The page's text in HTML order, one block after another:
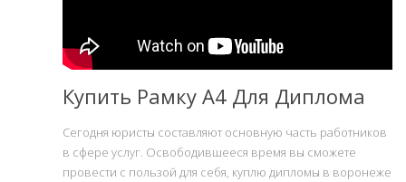
Купить Рамку А4 Для Диплома
Сегодня юристы составляют основную часть работников
в сфере услуг. Освободившееся время вы сможете
провести с пользой для себя, куплю дипломы в воронеже